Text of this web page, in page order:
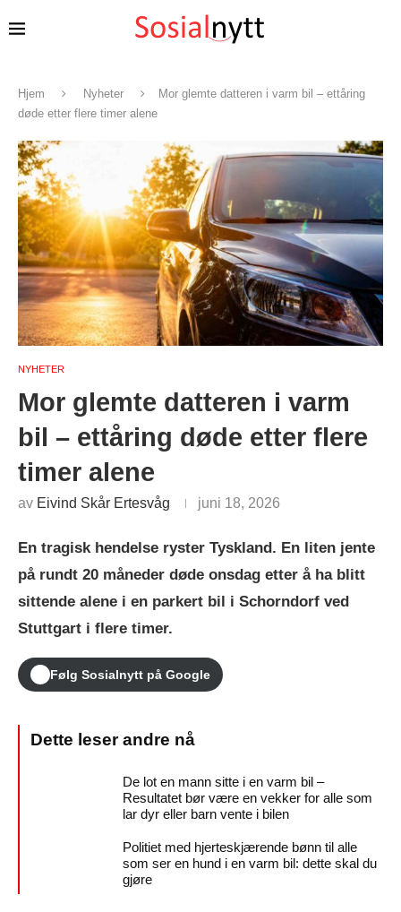
Hjem Nyheter
Mor glemte datteren i varm bil – ettåring
døde etter flere timer alene
NYHETER
Mor glemte datteren i varm
bil – ettåring døde etter flere
timer alene
av Eivind Skår Ertesvåg juni 18, 2026
En tragisk hendelse ryster Tyskland. En liten jente
på rundt 20 måneder døde onsdag etter å ha blitt
sittende alene i en parkert bil i Schorndorf ved
Stuttgart i flere timer.
Følg Sosialnytt på Google
De lot en mann sitte i en varm bil –
Resultatet bør være en vekker for alle som
lar dyr eller barn vente i bilen
Politiet med hjerteskjærende bønn til alle
som ser en hund i en varm bil: dette skal du
gjøre